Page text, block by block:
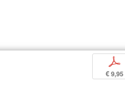
p
€ 9,95